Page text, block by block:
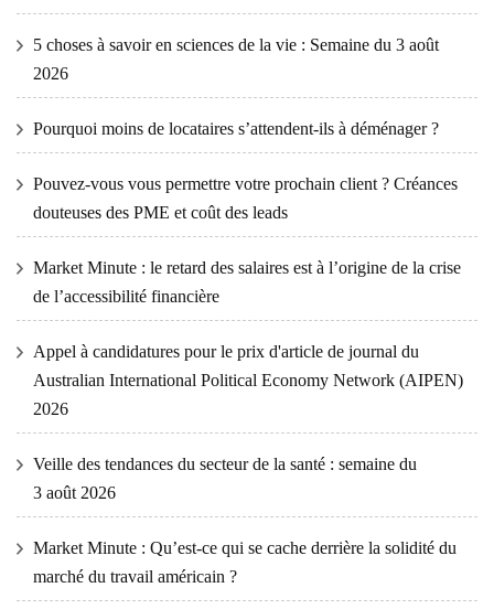
5 choses à savoir en sciences de la vie : Semaine du 3 août
2026
Pourquoi moins de locataires s’attendent-ils à déménager ?
Pouvez-vous vous permettre votre prochain client ? Créances
douteuses des PME et coût des leads
Market Minute : le retard des salaires est à l’origine de la crise
de l’accessibilité financière
Appel à candidatures pour le prix d'article de journal du
Australian International Political Economy Network (AIPEN)
2026
Veille des tendances du secteur de la santé : semaine du
3 août 2026
Market Minute : Qu’est-ce qui se cache derrière la solidité du
marché du travail américain ?